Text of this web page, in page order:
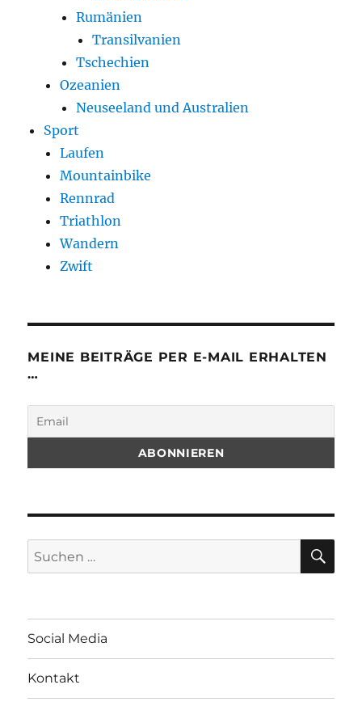
Rumänien
Transilvanien
Tschechien
Ozeanien
Neuseeland und Australien
Sport
Laufen
Mountainbike
Rennrad
Triathlon
Wandern
Zwift
MEINE BEITRÄGE PER E-MAIL ERHALTEN
…
Suchen
nach:
Social Media
Kontakt